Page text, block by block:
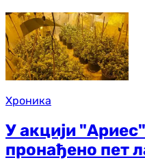
Хроника
У акцији
пронађено пет